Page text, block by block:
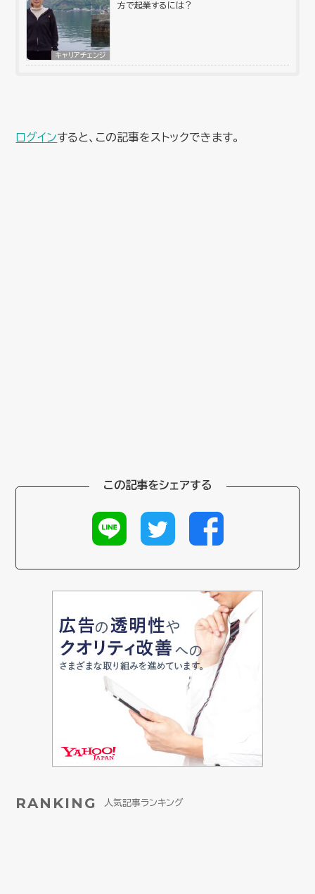
キャリアチェンジ
方で起業するには？
ログインすると、この記事をストックできます。
この記事をシェアする
RANKING 人気記事ランキング